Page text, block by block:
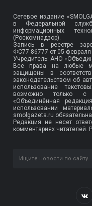
Сетевое издание
в Федеральной
информационных
(Роскомнадзор).
Запись в реестре
ФС77-86777 от 05 февраля
Учредитель: АНО
Все права на любые
защищены в
законодательством об
использование
возможно только с
«Объединённая
использовании
smolgazeta.ru
Редакция не несет
комментариях читателей.